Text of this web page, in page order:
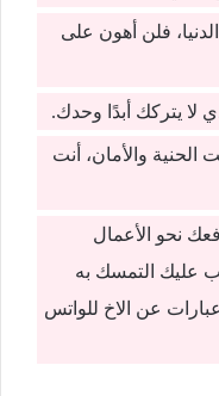
فلن أهون على
لا يتركك أبدًا وحدك.
الحنية والأمان، أنت
نحو الأعمال
عليك التمسك به
عن الاخ للواتس